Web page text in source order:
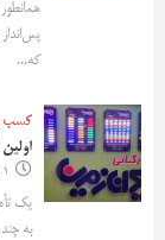
که...
کسب
1 هفته پیش
یک
به